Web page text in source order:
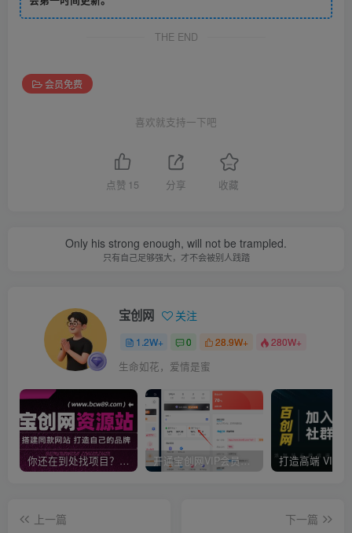
THE END
会员免费
喜欢就支持一下吧
点赞 15 分享 收藏
Only his strong enough, will not be trampled.
只有自己足够强大，才不会被别人践踏
宝创网 关注
1.2W+ 0 28.9W+ 280W+
生命如花，爱情是蜜
你还在到处找项目？还在当韭菜？我靠卖项目一个月收入5万+，曾经我也是个失败者。 开通宝创网VIP会员，尊享全站资源免费下载，享70%的推广提成！！【限时五折优惠】
上一篇
下一篇